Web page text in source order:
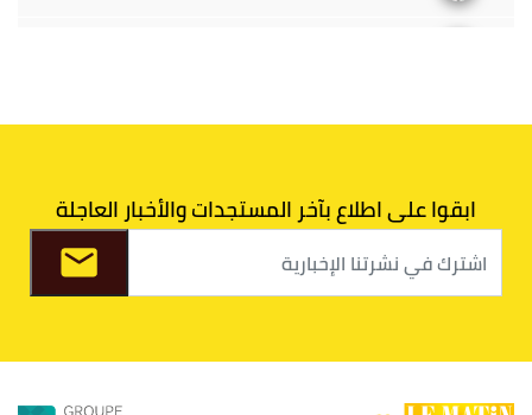
36
9 الكوكب المراكشي 30
27
26
36
10 النادي المكناسي 30
24
33
36
ابقوا على اطلاع بآخر المستجدات والأخبار العاجلة